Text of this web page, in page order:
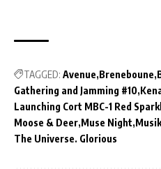
TAGGED: Avenue Breneboune
Gathering and Jamming #10
Launching Cort MBC-1 Red
Moose & Deer Muse Night
The Universe. Glorious